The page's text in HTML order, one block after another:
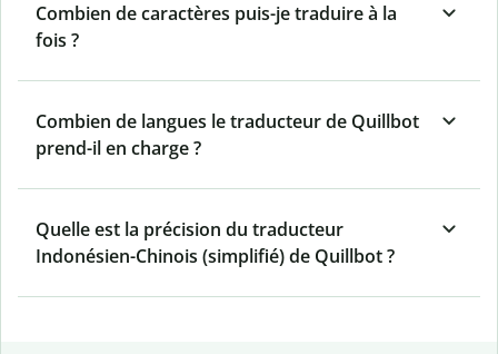
Combien de caractères puis-je traduire à la
fois ?
Combien de langues le traducteur de Quillbot
prend-il en charge ?
Quelle est la précision du traducteur
Indonésien-Chinois (simplifié) de Quillbot ?